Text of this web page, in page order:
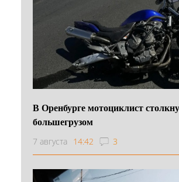
В Оренбурге мотоциклист
большегрузом
7 августа 14:42 3